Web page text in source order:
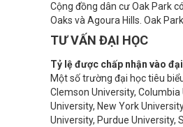
Cộng đồng dân cư Oak Park
Oaks và Agoura Hills. Oak
TƯ VẤN ĐẠI HỌC
Tỷ lệ được chấp nhận vào
Một số trường đại học tiêu
Clemson University,
University, New York
University, Purdue University,